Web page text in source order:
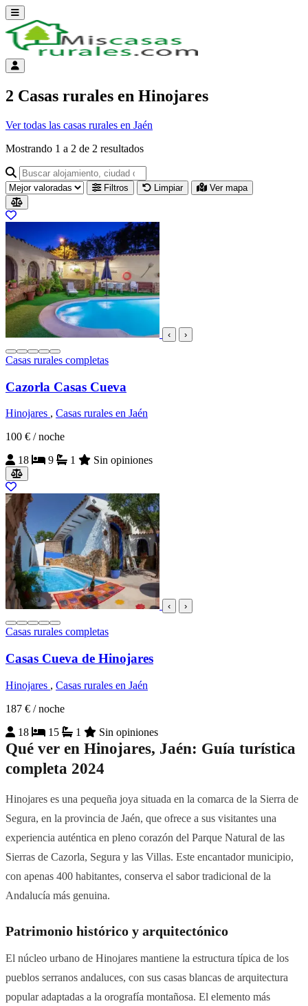
Abrir menú
Menú de cuenta
2 Casas rurales en Hinojares
Ver todas las casas rurales en Jaén
Mostrando 1 a 2 de 2 resultados
Buscar alojamiento, ciudad o provincia para ir a su página
Filtros Limpiar Ver mapa
Resultados del listado
‹ ›
Casas rurales completas
Cazorla Casas Cueva
Hinojares , Casas rurales en Jaén
100 € / noche
18
9 1 Sin opiniones
‹ ›
Casas rurales completas
Casas Cueva de Hinojares
Hinojares , Casas rurales en Jaén
187 € / noche
18
15 1 Sin opiniones
Qué ver en Hinojares, Jaén: Guía turística
completa 2024
Hinojares es una pequeña joya situada en la comarca de la Sierra de
Segura, en la provincia de Jaén, que ofrece a sus visitantes una
experiencia auténtica en pleno corazón del Parque Natural de las
Sierras de Cazorla, Segura y las Villas. Este encantador municipio,
con apenas 400 habitantes, conserva el sabor tradicional de la
Andalucía más genuina.
Patrimonio histórico y arquitectónico
El núcleo urbano de Hinojares mantiene la estructura típica de los
pueblos serranos andaluces, con sus casas blancas de arquitectura
popular adaptadas a la orografía montañosa. El elemento más